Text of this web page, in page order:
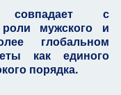
совпадает с
мужского и
глобальном
как единого
порядка.